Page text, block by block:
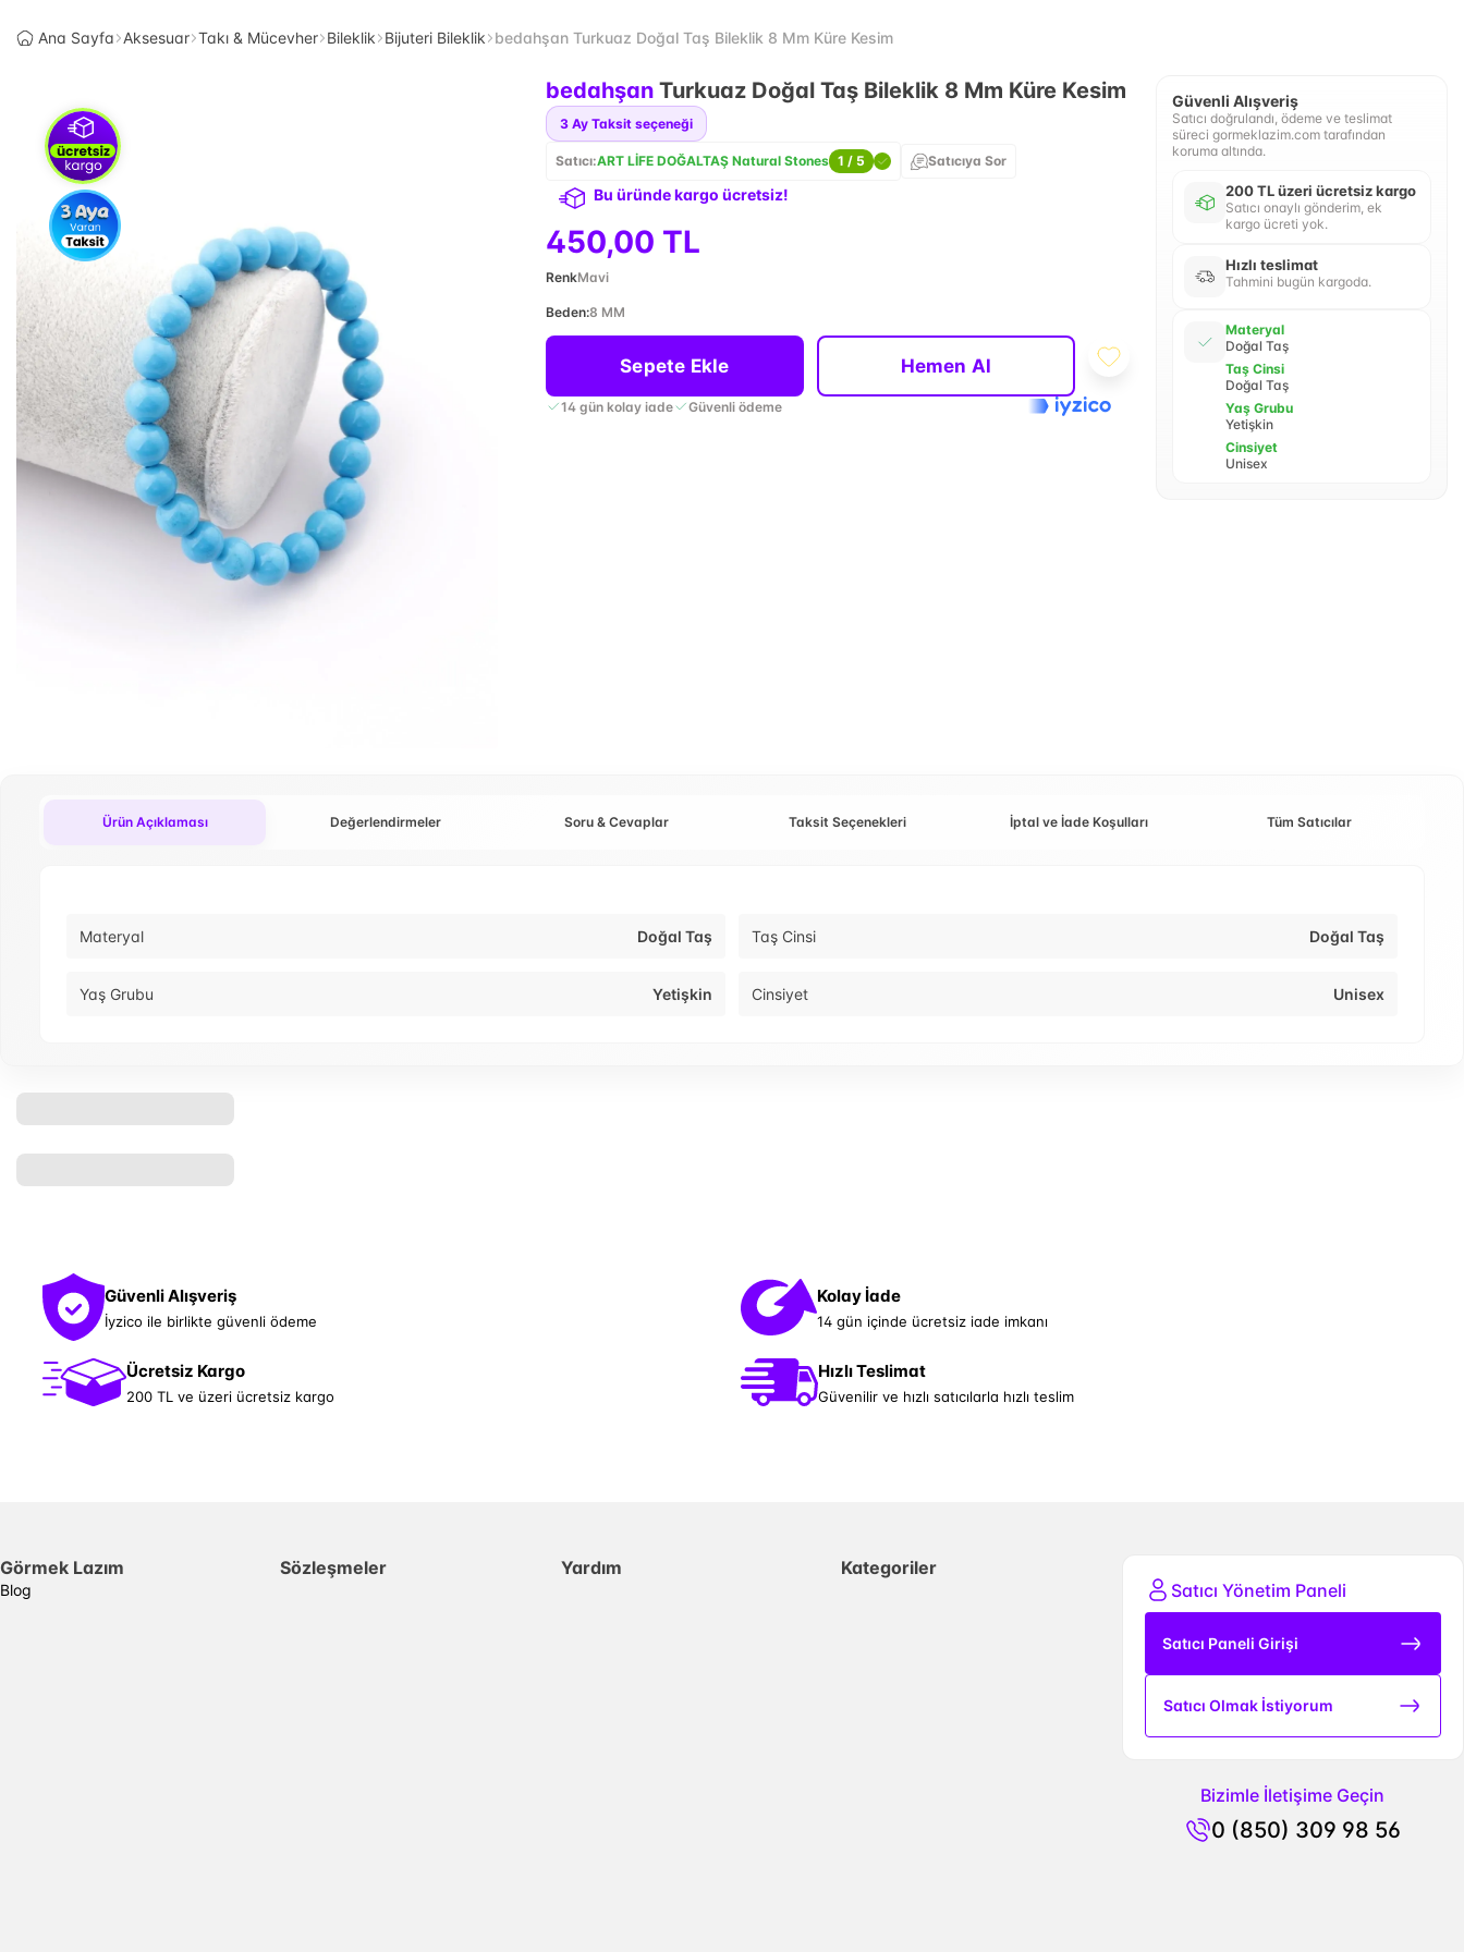
Ana Sayfa Aksesuar Takı & Mücevher Bileklik Bijuteri Bileklik bedahşan Turkuaz Doğal Taş Bileklik 8 Mm Küre Kesim
bedahşan Turkuaz Doğal Taş Bileklik 8 Mm Küre Kesim
3 Ay Taksit seçeneği
Satıcı:ART LİFE DOĞALTAŞ Natural Stones 1 / 5 Satıcıya Sor
Bu üründe kargo ücretsiz!
450,00 TL
RenkMavi
Beden:8 MM
Sepete Ekle Hemen Al
14 gün kolay iade Güvenli ödeme
Güvenli Alışveriş
Satıcı doğrulandı, ödeme ve teslimat
süreci gormeklazim.com tarafından
koruma altında.
200 TL üzeri ücretsiz kargo
Satıcı onaylı gönderim, ek
kargo ücreti yok.
Hızlı teslimat
Tahmini bugün kargoda.
Materyal
Doğal Taş
Taş Cinsi
Doğal Taş
Yaş Grubu
Yetişkin
Cinsiyet
Unisex
Ürün Açıklaması Değerlendirmeler Soru & Cevaplar Taksit Seçenekleri İptal ve İade Koşulları Tüm Satıcılar
Materyal Doğal Taş Taş Cinsi Doğal Taş
Yaş Grubu Yetişkin Cinsiyet Unisex
Güvenli Alışveriş
İyzico ile birlikte güvenli ödeme
Kolay İade
14 gün içinde ücretsiz iade imkanı
Ücretsiz Kargo
200 TL ve üzeri ücretsiz kargo
Hızlı Teslimat
Güvenilir ve hızlı satıcılarla hızlı teslim
Görmek Lazım
Blog
Sözleşmeler Yardım
Kategoriler
Satıcı Yönetim Paneli
Satıcı Paneli Girişi
Satıcı Olmak İstiyorum
Bizimle İletişime Geçin
0 (850) 309 98 56